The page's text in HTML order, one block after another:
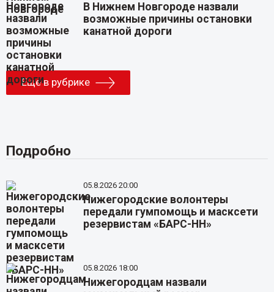
В Нижнем Новгороде назвали
возможные причины остановки
канатной дороги
Еще в рубрике
Подробно
05.8.2026 20:00
Нижегородские волонтеры
передали гумпомощь и масксети
резервистам «БАРС-НН»
05.8.2026 18:00
Нижегородцам назвали